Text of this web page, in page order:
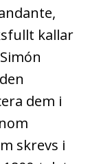
kallar
dem i
skrevs i